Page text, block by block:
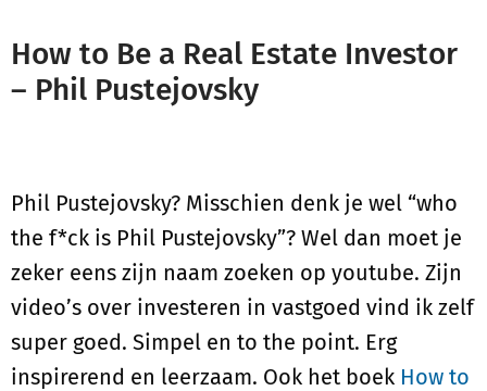
How to Be a Real Estate Investor
– Phil Pustejovsky
Phil Pustejovsky? Misschien denk je wel “who
the f*ck is Phil Pustejovsky”? Wel dan moet je
zeker eens zijn naam zoeken op youtube. Zijn
video’s over investeren in vastgoed vind ik zelf
super goed. Simpel en to the point. Erg
inspirerend en leerzaam. Ook het boek How to